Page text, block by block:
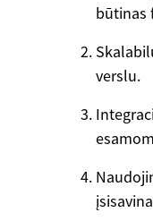
būtinas
verslu.